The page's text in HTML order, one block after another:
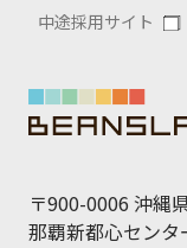
中途採用サイト
〒900-0006 沖縄
那覇新都心センタ